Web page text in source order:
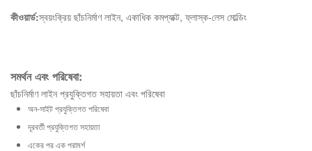
কীওয়ার্ড:স্বয়ংক্রিয় ছাঁচনির্মাণ লাইন, একাধিক কমপ্যাক্ট, ফ্লাস্ক-লেস মোল্ডিং
সমর্থন এবং পরিষেবা:
ছাঁচনির্মাণ লাইন প্রযুক্তিগত সহায়তা এবং পরিষেবা
অন-সাইট প্রযুক্তিগত পরিষেবা
দূরবর্তী প্রযুক্তিগত সহায়তা
একের পর এক পরামর্শ